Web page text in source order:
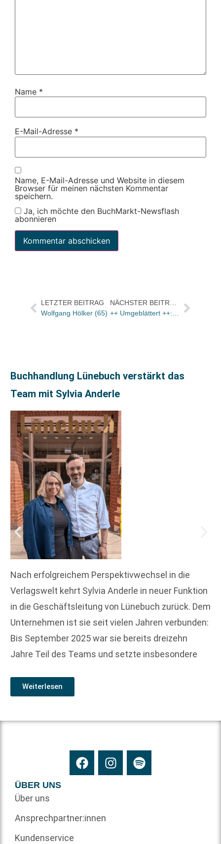
Name *
E-Mail-Adresse *
Name, E-Mail-Adresse und Website in diesem
Browser für meinen nächsten Kommentar
speichern.
Ja, ich möchte den BuchMarkt-Newsflash
abonnieren
LETZTER BEITRAG
Wolfgang Hölker (65)
Buchhandlung Lünebuch verstärkt das
Team mit Sylvia Anderle
Nach erfolgreichem Perspektivwechsel in die
Verlagswelt kehrt Sylvia Anderle in neuer Funktion
in die Geschäftsleitung von Lünebuch zurück. Dem
Unternehmen ist sie seit vielen Jahren verbunden:
Bis September 2025 war sie bereits dreizehn
Jahre Teil des Teams und setzte insbesondere
Weiterlesen
ÜBER UNS
Über uns
Ansprechpartner:innen
Kundenservice